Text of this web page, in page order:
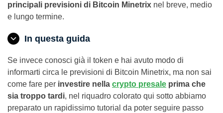
principali previsioni di Bitcoin Minetrix nel breve, medio
e lungo termine.
In questa guida
Se invece conosci già il token e hai avuto modo di
informarti circa le previsioni di Bitcoin Minetrix, ma non sai
come fare per investire nella crypto presale prima che
sia troppo tardi, nel riquadro colorato qui sotto abbiamo
preparato un rapidissimo tutorial da poter seguire passo